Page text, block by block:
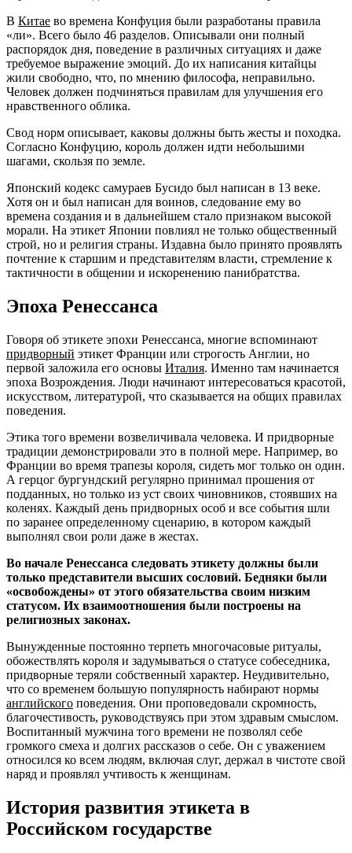
В Китае во времена Конфуция были разработаны правила
«ли». Всего было 46 разделов. Описывали они полный
распорядок дня, поведение в различных ситуациях и даже
требуемое выражение эмоций. До их написания китайцы
жили свободно, что, по мнению философа, неправильно.
Человек должен подчиняться правилам для улучшения его
нравственного облика.
Свод норм описывает, каковы должны быть жесты и походка.
Согласно Конфуцию, король должен идти небольшими
шагами, скользя по земле.
Японский кодекс самураев Бусидо был написан в 13 веке.
Хотя он и был написан для воинов, следование ему во
времена создания и в дальнейшем стало признаком высокой
морали. На этикет Японии повлиял не только общественный
строй, но и религия страны. Издавна было принято проявлять
почтение к старшим и представителям власти, стремление к
тактичности в общении и искоренению панибратства.
Эпоха Ренессанса
Говоря об этикете эпохи Ренессанса, многие вспоминают
придворный этикет Франции или строгость Англии, но
первой заложила его основы Италия. Именно там начинается
эпоха Возрождения. Люди начинают интересоваться красотой,
искусством, литературой, что сказывается на общих правилах
поведения.
Этика того времени возвеличивала человека. И придворные
традиции демонстрировали это в полной мере. Например, во
Франции во время трапезы короля, сидеть мог только он один.
А герцог бургундский регулярно принимал прошения от
подданных, но только из уст своих чиновников, стоявших на
коленях. Каждый день придворных особ и все события шли
по заранее определенному сценарию, в котором каждый
выполнял свои роли даже в жестах.
Во начале Ренессанса следовать этикету должны были
только представители высших сословий. Бедняки были
«освобождены» от этого обязательства своим низким
статусом. Их взаимоотношения были построены на
религиозных законах.
Вынужденные постоянно терпеть многочасовые ритуалы,
обожествлять короля и задумываться о статусе собеседника,
придворные теряли собственный характер. Неудивительно,
что со временем большую популярность набирают нормы
английского поведения. Они проповедовали скромность,
благочестивость, руководствуясь при этом здравым смыслом.
Воспитанный мужчина того времени не позволял себе
громкого смеха и долгих рассказов о себе. Он с уважением
относился ко всем людям, включая слуг, держал в чистоте свой
наряд и проявлял учтивость к женщинам.
История развития этикета в
Российском государстве